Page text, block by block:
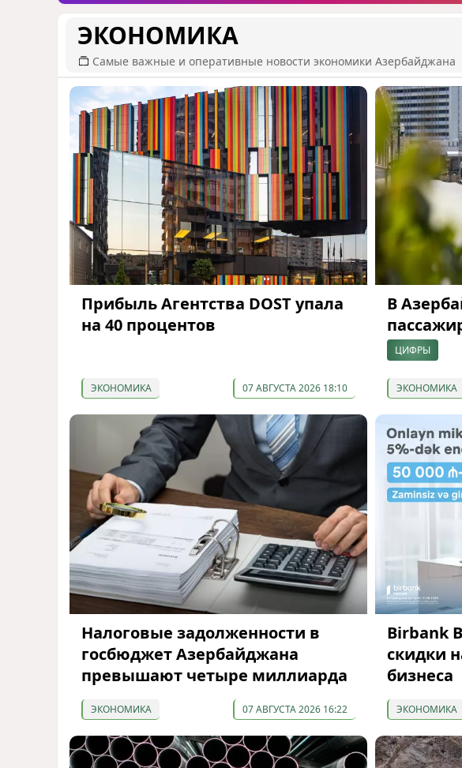
ЭКОНОМИКА
Самые важные и оперативные новости экономики Азербайджана
Прибыль Агентства DOST упала
на 40 процентов
ЭКОНОМИКА 07 АВГУСТА 2026 18:10
В
ЦИФРЫ
ЭКОНОМИКА
Налоговые задолженности в
госбюджет Азербайджана
превышают четыре миллиарда
ЭКОНОМИКА 07 АВГУСТА 2026 16:22
Birbank
скидки
бизнеса
ЭКОНОМИКА